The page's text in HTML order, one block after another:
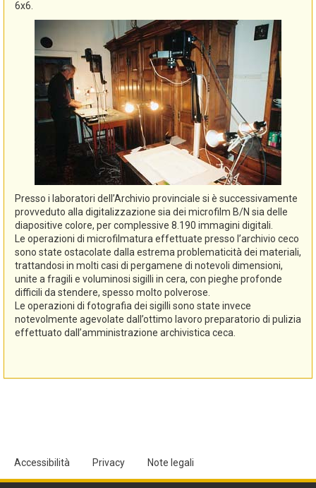
6x6.
Presso i laboratori dell’Archivio provinciale si è successivamente
provveduto alla digitalizzazione sia dei microfilm B/N sia delle
diapositive colore, per complessive 8.190 immagini digitali.
Le operazioni di microfilmatura effettuate presso l’archivio ceco
sono state ostacolate dalla estrema problematicità dei materiali,
trattandosi in molti casi di pergamene di notevoli dimensioni,
unite a fragili e voluminosi sigilli in cera, con pieghe profonde
difficili da stendere, spesso molto polverose.
Le operazioni di fotografia dei sigilli sono state invece
notevolmente agevolate dall’ottimo lavoro preparatorio di pulizia
effettuato dall’amministrazione archivistica ceca.
Accessibilità Privacy Note legali